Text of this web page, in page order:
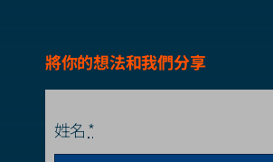
將你的想法和我們分享
姓名*